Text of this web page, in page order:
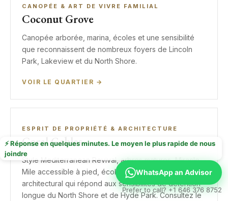
CANOPÉE & ART DE VIVRE FAMILIAL
Coconut Grove
Canopée arborée, marina, écoles et une sensibilité
que reconnaissent de nombreux foyers de Lincoln
Park, Lakeview et du North Shore.
VOIR LE QUARTIER →
ESPRIT DE PROPRIÉTÉ & ARCHITECTURE
Coral Gables
Style Mediterranean Revival, arbres matures, Miracle
Mile accessible à pied, écoles établies et un rythme
architectural qui répond aux sensibilités de détention
longue du North Shore et de Hyde Park. Consultez le
⚡ Réponse en quelques minutes. Le moyen le plus rapide de nous
joindre
WhatsApp an Advisor
Prefer to call? +1 646 376 8752